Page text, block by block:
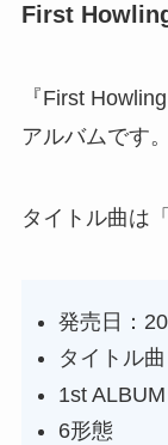
First
『First
アルバムです。
タイトル曲は
発売日：
タイトル
1st ALBUM
6形態